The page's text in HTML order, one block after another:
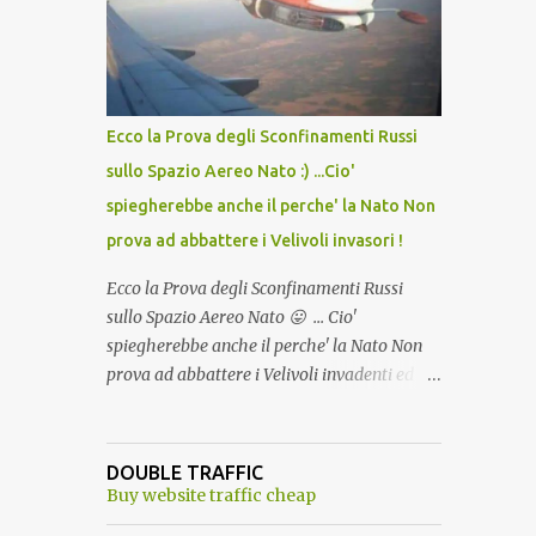
lo scopo della temperatura? Qualcuno a suo
tempo ribattezzo' il Vaccino come: l' Amaro
del Capo, era "spettacolare Ghiacciato, ma
andava bene anche, a Temperatura
Ambiente"! Riproponiamo l'articolo per NON
Ecco la Prova degli Sconfinamenti Russi
sullo Spazio Aereo Nato :) ...Cio'
spiegherebbe anche il perche' la Nato Non
prova ad abbattere i Velivoli invasori !
Ecco la Prova degli Sconfinamenti Russi
sullo Spazio Aereo Nato 😛 ... Cio'
spiegherebbe anche il perche' la Nato Non
prova ad abbattere i Velivoli invadenti ed
alcuna notizia di un'invasione dello spazio
aereo NATO da parte di un robot chiamato
DOUBLE TRAFFIC
Buy website traffic cheap